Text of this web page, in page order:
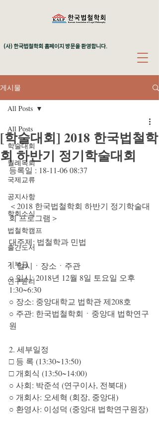
(사) 한국법철학회 홈페이지 방문을 환영합니다.
게시물
All Posts
학술대회
월례독회
국제교류
공지사항
학회소식
법철학캠프
출간도서
기부금
연구윤리
All Posts
[학술대회] 2018 한국법철학
회 하반기 정기학술대회
등록일 : 18-11-06 08:37
＜2018 한국법철학회 하반기 정기학술대
회 프로그램＞
대주제: 법철학과 민법
1. 일시ㆍ장소ㆍ주관
○ 일시: 2018년 12월 8일 토요일 오후
1:30~6:30
○ 장소: 중앙대학교 법학관 제208호
○ 주관: 한국법철학회ㆍ중앙대 법학연구
원
2. 세부일정
□ 등 록 (13:30~13:50)
□ 개회식 (13:50~14:00)
○ 사회: 박준석 (연구이사, 전북대)
○ 개회사: 오세혁 (회장, 중앙대)
○ 환영사: 이성덕 (중앙대 법학연구원장)